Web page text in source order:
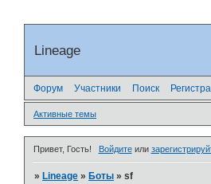
Lineage
Форум Участники Поиск
Активные темы
Привет, Гость! Войдитеили
»Lineage »Боты »sf